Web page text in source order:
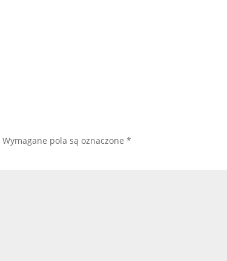
Wymagane pola są oznaczone*